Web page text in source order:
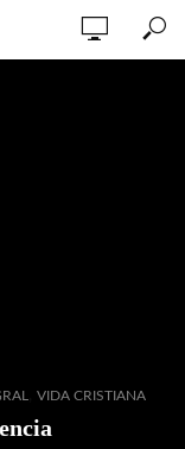
, VIDA CRISTIANA